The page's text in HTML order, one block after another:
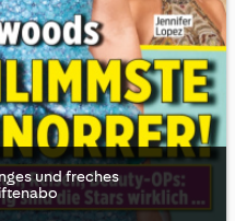
und freches